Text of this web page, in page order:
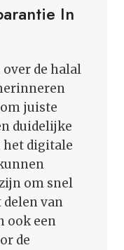
In
over de halal
juiste
duidelijke
het digitale
om snel
van
ook een
de